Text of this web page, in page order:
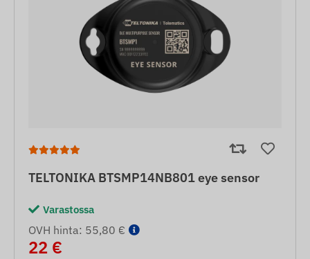
TELTONIKA BTSMP14NB801 eye sensor
Varastossa
OVH hinta: 55,80 €
22 €